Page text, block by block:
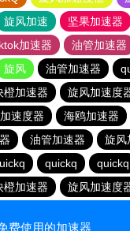
旋风加速 坚果加速器
加速器 油管加速器
旋风 油管加速器
橙加速器 旋风加速度
速度器 海鸥加速器
油管加速器
旋风
quickq quickq
橙加速器 旋风加速度
费使用的加速器